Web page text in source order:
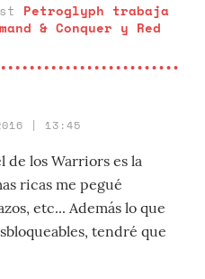
Petroglyph trabaja
& Conquer y Red
| 13:45
de los Warriors es la
ricas me pegué
etc... Además lo que
tendré que